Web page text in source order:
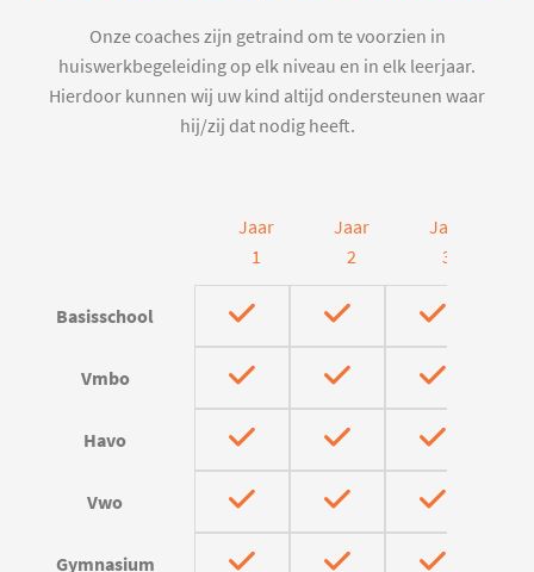
Onze coaches zijn getraind om te voorzien in
huiswerkbegeleiding op elk niveau en in elk leerjaar.
Hierdoor kunnen wij uw kind altijd ondersteunen waar
hij/zij dat nodig heeft.
Jaar
1
Jaar
2
Jaar
3
Basisschool
Vmbo
Havo
Vwo
Gymnasium